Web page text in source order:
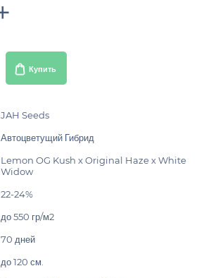
Купить
JAH Seeds
Автоцветущий Гибрид
Lemon OG Kush x Original Haze x White
Widow
22-24%
до 550 гр/м2
70 дней
до 120 см.